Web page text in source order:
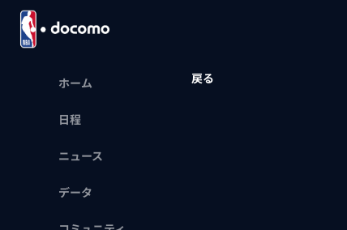
ホーム
日程
ニュース
データ
戻る